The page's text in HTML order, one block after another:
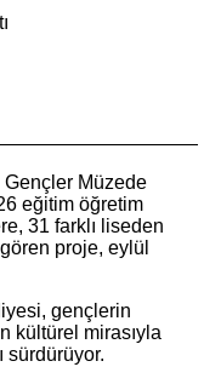
Gençler Müzede
eğitim öğretim
31 farklı liseden
proje, eylül
gençlerin
kültürel mirasıyla
sürdürüyor.